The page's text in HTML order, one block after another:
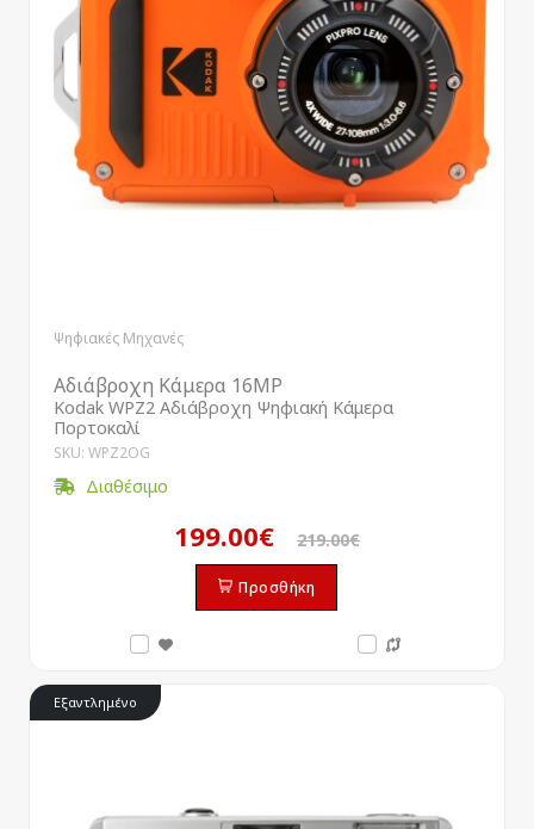
Ψηφιακές Μηχανές
Αδιάβροχη Κάμερα 16MP
Kodak WPZ2 Αδιάβροχη Ψηφιακή Κάμερα
Πορτοκαλί
SKU: WPZ2OG
Διαθέσιμο
199.00€ 219.00€
Προσθήκη
Εξαντλημένο